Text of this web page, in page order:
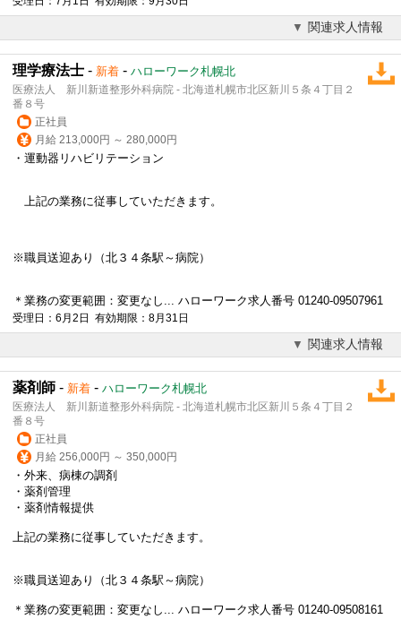
関連求人情報
理学療法士 - 新着 - ハローワーク札幌北
医療法人 新川新道整形外科病院 - 北海道札幌市北区新川５条４丁目２
番８号
正社員
月給 213,000円 ～ 280,000円
・運動器リハビリテーション
上記の業務に従事していただきます。
※職員送迎あり（北３４条駅～病院）
＊業務の変更範囲：変更なし... ハローワーク求人番号 01240-09507961
受理日：6月2日 有効期限：8月31日
関連求人情報
薬剤師 - 新着 - ハローワーク札幌北
医療法人 新川新道整形外科病院 - 北海道札幌市北区新川５条４丁目２
番８号
正社員
月給 256,000円 ～ 350,000円
・外来、病棟の調剤
・薬剤管理
・薬剤情報提供
上記の業務に従事していただきます。
※職員送迎あり（北３４条駅～病院）
＊業務の変更範囲：変更なし... ハローワーク求人番号 01240-09508161